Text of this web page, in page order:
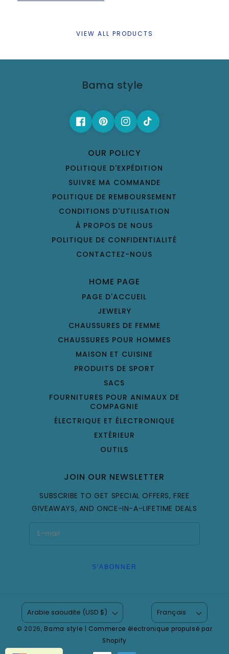
VIEW ALL PRODUCTS
Bama style
OUR POLICY
POLITIQUE D'EXPÉDITION
SUIVRE MA COMMANDE
POLITIQUE DE REMBOURSEMENT
CONDITIONS D'UTILISATION
À PROPOS DE NOUS
POLITIQUE DE CONFIDENTIALITÉ
CONTACTEZ-NOUS
HOME PAGE
PAGE D'ACCUEIL
JEWELRY
CHAUSSURES DE FEMME
CHAUSSURES POUR HOMMES
MAISON ET CUISINE
PRODUITS DE SPORT
SACS
FOURNITURES POUR ANIMAUX DE
COMPAGNIE
ÉLECTRIQUE ET ÉLECTRONIQUE
EXTÉRIEUR
OUTILS
JOIN OUR NEWSLETTER
SUBSCRIBE TO GET SPECIAL OFFERS, FREE
GIVEAWAYS, AND ONCE-IN-A-LIFETIME DEALS
S'ABONNER
Arabie saoudite (USD $) Français
© 2026, Bama style
Commerce électronique propulsé par
Shopify
Modes